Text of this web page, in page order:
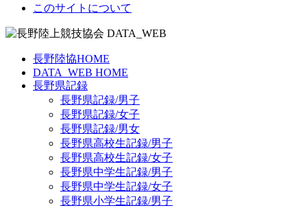
このサイトについて
長野陸協HOME
DATA_WEB HOME
長野県記録
長野県記録/男子
長野県記録/女子
長野県記録/男女
長野県高校生記録/男子
長野県高校生記録/女子
長野県中学生記録/男子
長野県中学生記録/女子
長野県小学生記録/男子